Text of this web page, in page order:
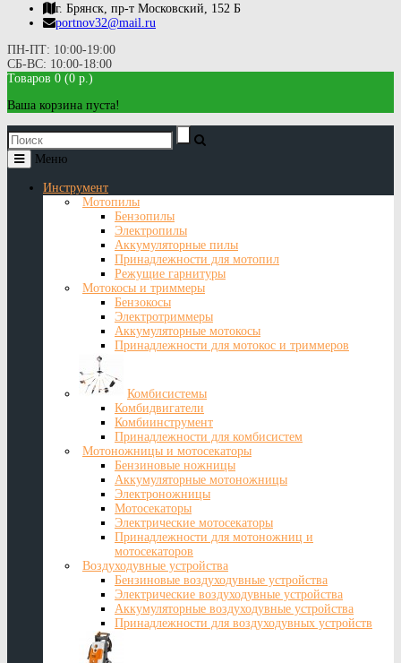
г. Брянск, пр-т Московский, 152 Б
portnov32@mail.ru
ПН-ПТ: 10:00-19:00
СБ-ВС: 10:00-18:00
Товаров 0 (0 р.)
Ваша корзина пуста!
Меню
Инструмент
Мотопилы
Бензопилы
Электропилы
Аккумуляторные пилы
Принадлежности для мотопил
Режущие гарнитуры
Мотокосы и триммеры
Бензокосы
Электротриммеры
Аккумуляторные мотокосы
Принадлежности для мотокос и триммеров
Комбисистемы
Комбидвигатели
Комбиинструмент
Принадлежности для комбисистем
Мотоножницы и мотосекаторы
Бензиновые ножницы
Аккумуляторные мотоножницы
Электроножницы
Мотосекаторы
Электрические мотосекаторы
Принадлежности для мотоножниц и
мотосекаторов
Воздуходувные устройства
Бензиновые воздуходувные устройства
Электрические воздуходувные устройства
Аккумуляторные воздуходувные устройства
Принадлежности для воздуходувных устройств